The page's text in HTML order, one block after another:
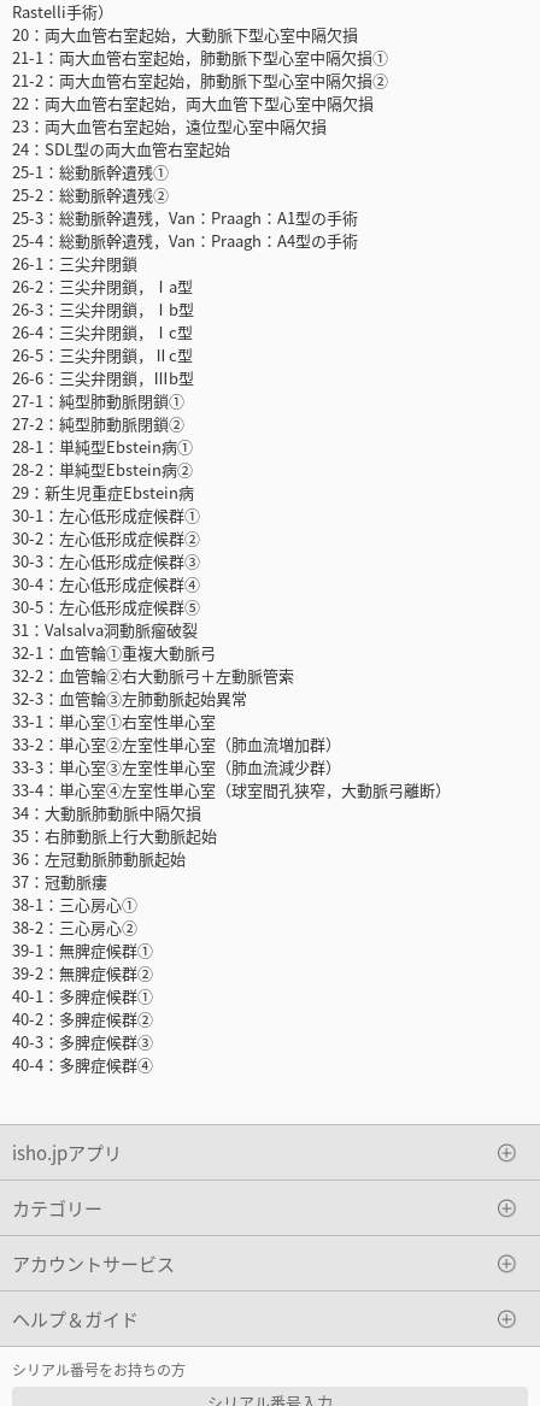
Rastelli手術）
20：両大血管右室起始，大動脈下型心室中隔欠損
21-1：両大血管右室起始，肺動脈下型心室中隔欠損①
21-2：両大血管右室起始，肺動脈下型心室中隔欠損②
22：両大血管右室起始，両大血管下型心室中隔欠損
23：両大血管右室起始，遠位型心室中隔欠損
24：SDL型の両大血管右室起始
25-1：総動脈幹遺残①
25-2：総動脈幹遺残②
25-3：総動脈幹遺残，Van：Praagh：A1型の手術
25-4：総動脈幹遺残，Van：Praagh：A4型の手術
26-1：三尖弁閉鎖
26-2：三尖弁閉鎖，Ⅰa型
26-3：三尖弁閉鎖，Ⅰb型
26-4：三尖弁閉鎖，Ⅰc型
26-5：三尖弁閉鎖，Ⅱc型
26-6：三尖弁閉鎖，Ⅲb型
27-1：純型肺動脈閉鎖①
27-2：純型肺動脈閉鎖②
28-1：単純型Ebstein病①
28-2：単純型Ebstein病②
29：新生児重症Ebstein病
30-1：左心低形成症候群①
30-2：左心低形成症候群②
30-3：左心低形成症候群③
30-4：左心低形成症候群④
30-5：左心低形成症候群⑤
31：Valsalva洞動脈瘤破裂
32-1：血管輪①重複大動脈弓
32-2：血管輪②右大動脈弓＋左動脈管索
32-3：血管輪③左肺動脈起始異常
33-1：単心室①右室性単心室
33-2：単心室②左室性単心室（肺血流増加群）
33-3：単心室③左室性単心室（肺血流減少群）
33-4：単心室④左室性単心室（球室間孔狭窄，大動脈弓離断）
34：大動脈肺動脈中隔欠損
35：右肺動脈上行大動脈起始
36：左冠動脈肺動脈起始
37：冠動脈瘻
38-1：三心房心①
38-2：三心房心②
39-1：無脾症候群①
39-2：無脾症候群②
40-1：多脾症候群①
40-2：多脾症候群②
40-3：多脾症候群③
40-4：多脾症候群④
isho.jpアプリ
カテゴリー
アカウントサービス
ヘルプ＆ガイド
シリアル番号をお持ちの方